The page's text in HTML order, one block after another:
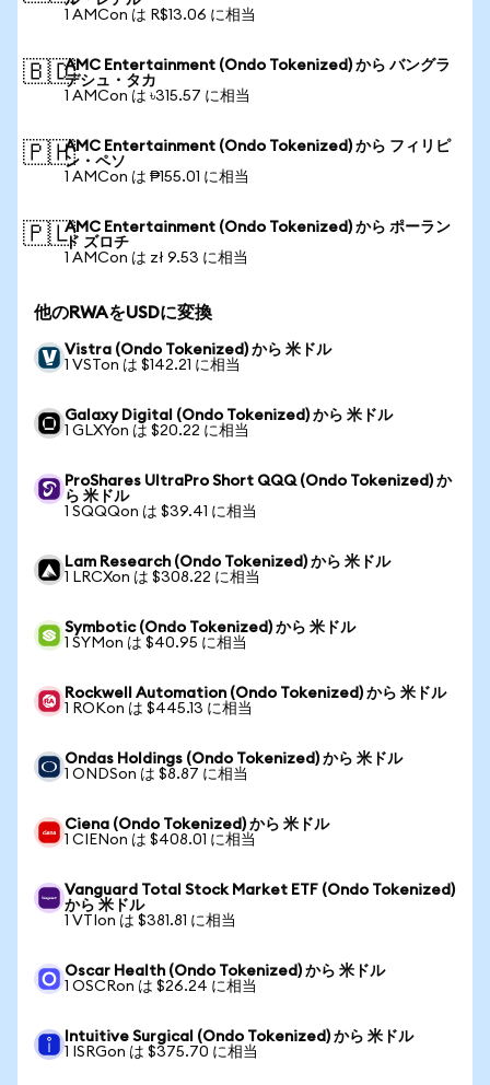
1 AMCon は R$13.06 に相当
🇧🇩AMC Entertainment (Ondo Tokenized) から バングラ
デシュ・タカ
1 AMCon は ৳315.57 に相当
🇵🇭AMC Entertainment (Ondo Tokenized) から フィリピ
ン・ペソ
1 AMCon は ₱155.01 に相当
🇵🇱AMC Entertainment (Ondo Tokenized) から ポーラン
ド ズロチ
1 AMCon は zł 9.53 に相当
他のRWAをUSDに変換
Vistra (Ondo Tokenized) から 米ドル
1 VSTon は $142.21 に相当
Galaxy Digital (Ondo Tokenized) から 米ドル
1 GLXYon は $20.22 に相当
ProShares UltraPro Short QQQ (Ondo Tokenized) か
ら 米ドル
1 SQQQon は $39.41 に相当
Lam Research (Ondo Tokenized) から 米ドル
1 LRCXon は $308.22 に相当
Symbotic (Ondo Tokenized) から 米ドル
1 SYMon は $40.95 に相当
Rockwell Automation (Ondo Tokenized) から 米ドル
1 ROKon は $445.13 に相当
Ondas Holdings (Ondo Tokenized) から 米ドル
1 ONDSon は $8.87 に相当
Ciena (Ondo Tokenized) から 米ドル
1 CIENon は $408.01 に相当
Vanguard Total Stock Market ETF (Ondo Tokenized)
から 米ドル
1 VTIon は $381.81 に相当
Oscar Health (Ondo Tokenized) から 米ドル
1 OSCRon は $26.24 に相当
Intuitive Surgical (Ondo Tokenized) から 米ドル
1 ISRGon は $375.70 に相当